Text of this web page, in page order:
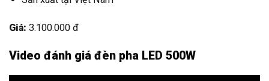
Giá: 3.100.000 đ
Video đánh giá đèn pha LED 500W